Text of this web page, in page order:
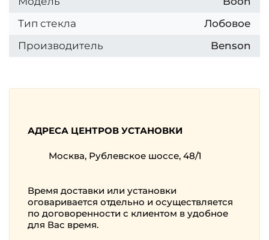
Тип стекла
Лобовое
Производитель
Benson
АДРЕСА ЦЕНТРОВ УСТАНОВКИ
Москва, Рублевское шоссе, 48/1
Время доставки или установки
оговаривается отдельно и осуществляется
по договоренности с клиентом в удобное
для Вас время.